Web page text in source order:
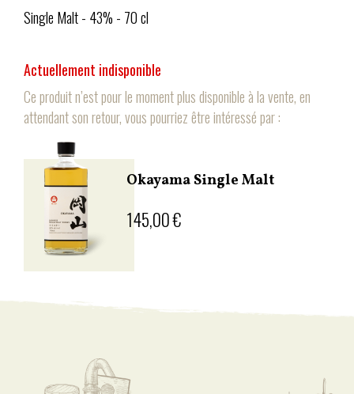
Single Malt - 43% - 70 cl
Actuellement indisponible
Ce produit n’est pour le moment plus disponible à la vente, en
attendant son retour, vous pourriez être intéressé par :
Okayama Single Malt
145,00 €